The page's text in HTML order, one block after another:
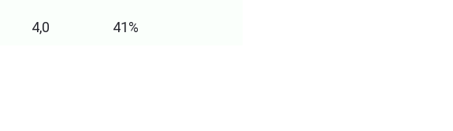
4,0 41%